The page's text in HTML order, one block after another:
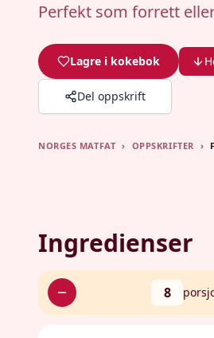
Perfekt som forrett
Lagre i kokebok
Del oppskrift
NORGES MATFAT › OPPSKRIFTER ›
Ingredienser
8